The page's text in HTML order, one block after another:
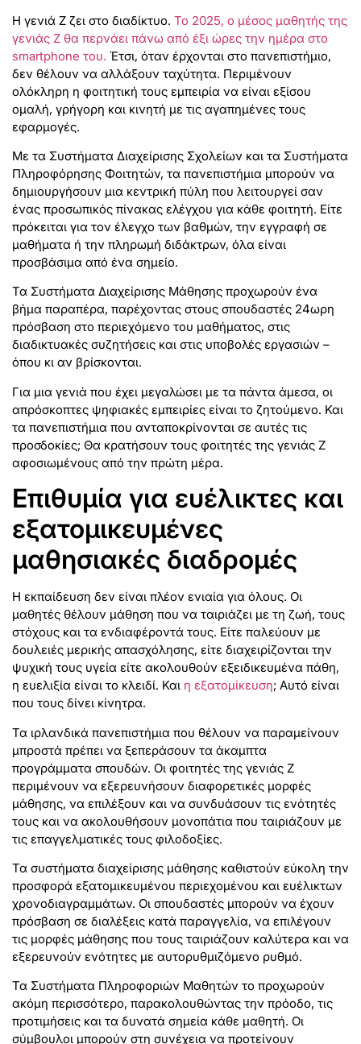
Η γενιά Z ζει στο διαδίκτυο. Το 2025, ο μέσος μαθητής της
γενιάς Z θα περνάει πάνω από έξι ώρες την ημέρα στο
smartphone του. Έτσι, όταν έρχονται στο πανεπιστήμιο,
δεν θέλουν να αλλάξουν ταχύτητα. Περιμένουν
ολόκληρη η φοιτητική τους εμπειρία να είναι εξίσου
ομαλή, γρήγορη και κινητή με τις αγαπημένες τους
εφαρμογές.
Με τα Συστήματα Διαχείρισης Σχολείων και τα Συστήματα
Πληροφόρησης Φοιτητών, τα πανεπιστήμια μπορούν να
δημιουργήσουν μια κεντρική πύλη που λειτουργεί σαν
ένας προσωπικός πίνακας ελέγχου για κάθε φοιτητή. Είτε
πρόκειται για τον έλεγχο των βαθμών, την εγγραφή σε
μαθήματα ή την πληρωμή διδάκτρων, όλα είναι
προσβάσιμα από ένα σημείο.
Τα Συστήματα Διαχείρισης Μάθησης προχωρούν ένα
βήμα παραπέρα, παρέχοντας στους σπουδαστές 24ωρη
πρόσβαση στο περιεχόμενο του μαθήματος, στις
διαδικτυακές συζητήσεις και στις υποβολές εργασιών –
όπου κι αν βρίσκονται.
Για μια γενιά που έχει μεγαλώσει με τα πάντα άμεσα, οι
απρόσκοπτες ψηφιακές εμπειρίες είναι το ζητούμενο. Και
τα πανεπιστήμια που ανταποκρίνονται σε αυτές τις
προσδοκίες; Θα κρατήσουν τους φοιτητές της γενιάς Z
αφοσιωμένους από την πρώτη μέρα.
Επιθυμία για ευέλικτες και
εξατομικευμένες
μαθησιακές διαδρομές
Η εκπαίδευση δεν είναι πλέον ενιαία για όλους. Οι
μαθητές θέλουν μάθηση που να ταιριάζει με τη ζωή, τους
στόχους και τα ενδιαφέροντά τους. Είτε παλεύουν με
δουλειές μερικής απασχόλησης, είτε διαχειρίζονται την
ψυχική τους υγεία είτε ακολουθούν εξειδικευμένα πάθη,
η ευελιξία είναι το κλειδί. Και η εξατομίκευση; Αυτό είναι
που τους δίνει κίνητρα.
Τα ιρλανδικά πανεπιστήμια που θέλουν να παραμείνουν
μπροστά πρέπει να ξεπεράσουν τα άκαμπτα
προγράμματα σπουδών. Οι φοιτητές της γενιάς Z
περιμένουν να εξερευνήσουν διαφορετικές μορφές
μάθησης, να επιλέξουν και να συνδυάσουν τις ενότητές
τους και να ακολουθήσουν μονοπάτια που ταιριάζουν με
τις επαγγελματικές τους φιλοδοξίες.
Τα συστήματα διαχείρισης μάθησης καθιστούν εύκολη την
προσφορά εξατομικευμένου περιεχομένου και ευέλικτων
χρονοδιαγραμμάτων. Οι σπουδαστές μπορούν να έχουν
πρόσβαση σε διαλέξεις κατά παραγγελία, να επιλέγουν
τις μορφές μάθησης που τους ταιριάζουν καλύτερα και να
εξερευνούν ενότητες με αυτορυθμιζόμενο ρυθμό.
Τα Συστήματα Πληροφοριών Μαθητών το προχωρούν
ακόμη περισσότερο, παρακολουθώντας την πρόοδο, τις
προτιμήσεις και τα δυνατά σημεία κάθε μαθητή. Οι
σύμβουλοι μπορούν στη συνέχεια να προτείνουν